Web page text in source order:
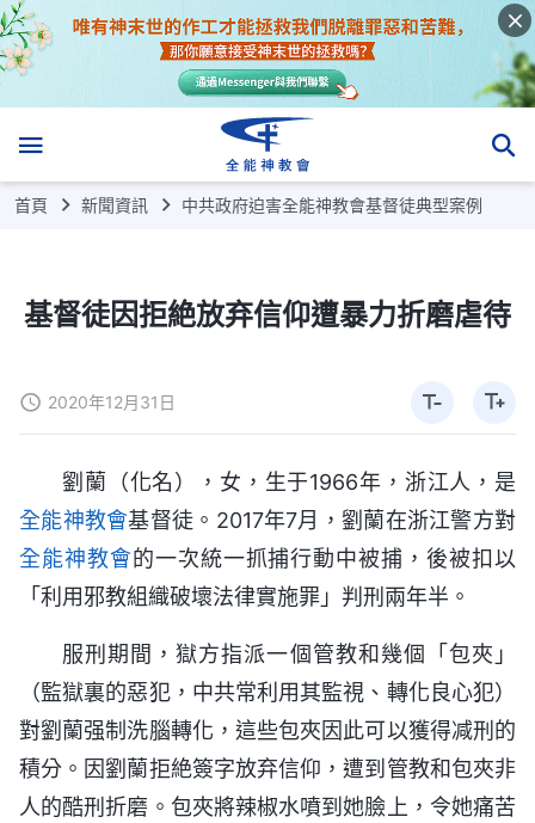
首頁 新聞資訊 中共政府迫害全能神教會基督徒典型案例
基督徒因拒絶放弃信仰遭暴力折磨虐待
2020年12月31日
劉蘭（化名），女，生于1966年，浙江人，是
全能神教會基督徒。2017年7月，劉蘭在浙江警方對
全能神教會的一次統一抓捕行動中被捕，後被扣以
「利用邪教組織破壞法律實施罪」判刑兩年半。
服刑期間，獄方指派一個管教和幾個「包夾」
（監獄裏的惡犯，中共常利用其監視、轉化良心犯）
對劉蘭强制洗腦轉化，這些包夾因此可以獲得减刑的
積分。因劉蘭拒絶簽字放弃信仰，遭到管教和包夾非
人的酷刑折磨。包夾將辣椒水噴到她臉上，令她痛苦